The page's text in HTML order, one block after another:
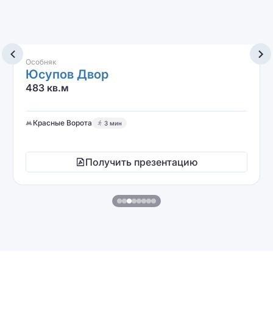
Особняк
Юсупов Двор
483 кв.м
Красные Ворота 3 мин
Получить презентацию